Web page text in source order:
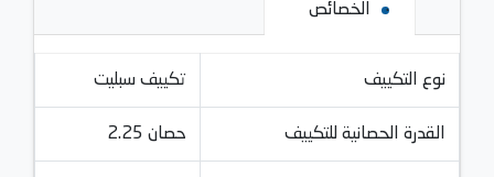
الخصائص
نوع التكييف تكييف سبليت
القدرة الحصانية للتكييف 2.25 حصان